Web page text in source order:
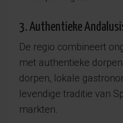
3. Authentieke
De regio combineert
met authentieke
dorpen, lokale
levendige traditie van
markten.